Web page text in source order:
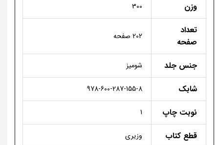
وزن
300
تعداد
صفحه
202 صفحه
جنس جلد شومیز
شابک 978-600-287-155-8
نوبت چاپ 1
قطع کتاب وزیری